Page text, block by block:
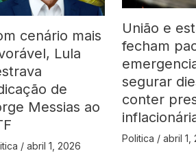
cenário mais
Lula
de
Messias ao
/abril 1, 2026
União e
fecham
segurar
conter
Politica /abril 1,